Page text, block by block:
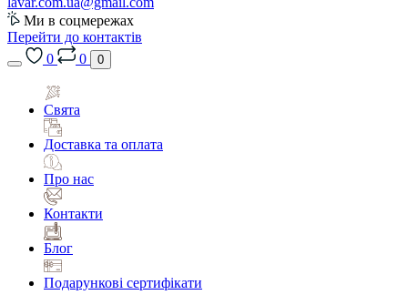
Ми в соцмережах
Перейти до контактів
0
0 0
Свята
Доставка та оплата
Про нас
Контакти
Блог
Подарункові сертифікати